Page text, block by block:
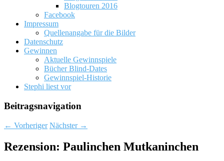
Blogtouren 2016
Facebook
Impressum
Quellenangabe für die Bilder
Datenschutz
Gewinnen
Aktuelle Gewinnspiele
Bücher Blind-Dates
Gewinnspiel-Historie
Stephi liest vor
Beitragsnavigation
← Vorheriger Nächster →
Rezension: Paulinchen Mutkaninchen